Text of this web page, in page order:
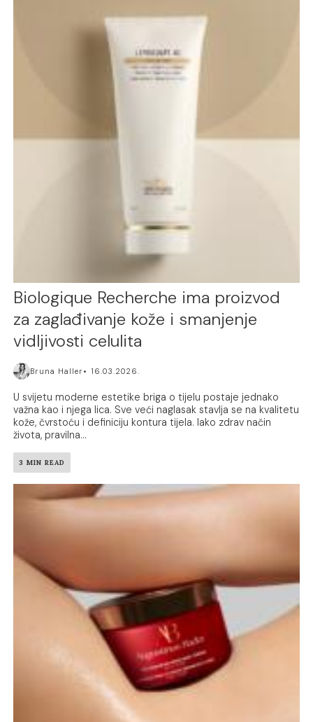
Biologique Recherche ima proizvod
za zaglađivanje kože i smanjenje
vidljivosti celulita
Bruna Haller 16.03.2026.
U svijetu moderne estetike briga o tijelu postaje jednako
važna kao i njega lica. Sve veći naglasak stavlja se na kvalitetu
kože, čvrstoću i definiciju kontura tijela. Iako zdrav način
života, pravilna...
3 MIN READ